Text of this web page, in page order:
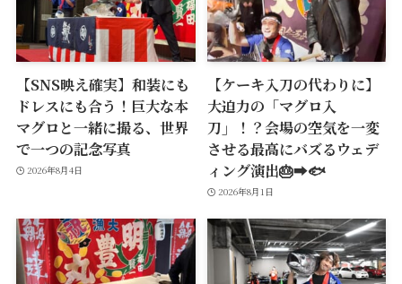
【SNS映え確実】和装にも
ドレスにも合う！巨大な本
マグロと一緒に撮る、世界
で一つの記念写真
2026年8月4日
【ケーキ入刀の代わりに】
大迫力の「マグロ入
刀」！？会場の空気を一変
させる最高にバズるウェデ
ィング演出🎂➡️🐟
2026年8月1日